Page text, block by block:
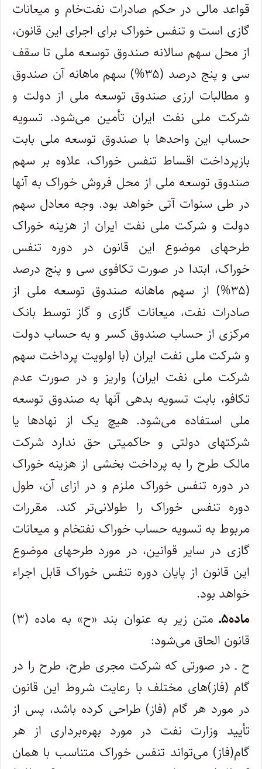
قواعد مالی در حکم صادرات نفت‌خام و میعانات
گازی است و تنفس خوراک برای اجرای این قانون،
از محل سهم سالانه صندوق توسعه ملی تا سقف
سی و پنج درصد (۳۵%) سهم ماهانه آن صندوق
و مطالبات ارزی صندوق توسعه ملی از دولت و
شرکت ملی نفت ایران تأمین می‌شود. تسویه
حساب این واحدها با صندوق توسعه ملی بابت
بازپرداخت اقساط تنفس خوراک، علاوه بر سهم
صندوق توسعه ملی از محل فروش خوراک به آنها
در طی سنوات آتی خواهد بود. وجه معادل سهم
دولت و شرکت ملی نفت ایران از هزینه خوراک
طرحهای موضوع این قانون در دوره تنفس
خوراک، ابتدا در صورت تکافوی سی و پنج درصد
(۳۵%) از سهم ماهانه صندوق توسعه ملی از
صادرات نفت، میعانات گازی و گاز توسط بانک
مرکزی از حساب صندوق کسر و به حساب دولت
و شرکت ملی نفت ایران (با اولویت پرداخت سهم
شرکت ملی نفت ایران) واریز و در صورت عدم
تکافو، بابت تسویه بدهی آنها به صندوق توسعه
ملی استفاده می‌شود. هیچ یک از نهادها یا
شرکتهای دولتی و حاکمیتی حق ندارد شرکت
مالک طرح را به پرداخت بخشی از هزینه خوراک
در دوره تنفس خوراک ملزم و در ازای آن، طول
دوره تنفس خوراک را طولانی‌تر کند. مقررات
مربوط به تسویه حساب خوراک نفت­خام و میعانات
گازی در سایر قوانین، در مورد طرحهای موضوع
این قانون از پایان دوره تنفس خوراک قابل اجراء
خواهد بود.
ماده۵ـ
متن زیر به عنوان بند «ح» به ماده (۳)
قانون الحاق می‌شود:
ح ـ در صورتی که شرکت مجری طرح، طرح را در
گام ‌(فاز)های مختلف با رعایت شروط این قانون
در مورد هر گام (فاز) طراحی کرده باشد، پس از
تأیید وزارت نفت در مورد بهره‌برداری از هر
گام(فاز) می‌تواند تنفس خوراک متناسب با همان